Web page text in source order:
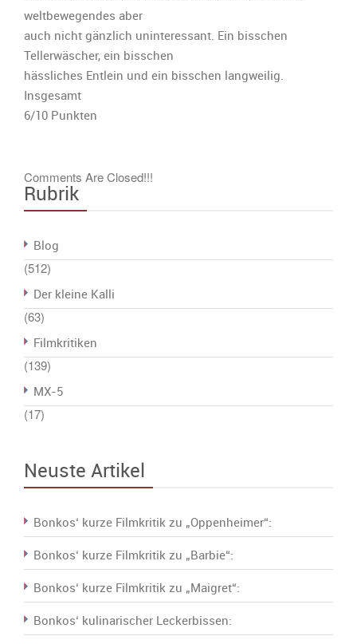
weltbewegendes aber
auch nicht gänzlich uninteressant. Ein bisschen
Tellerwäscher, ein bisschen
hässliches Entlein und ein bisschen langweilig.
Insgesamt
6/10 Punkten
Comments Are Closed!!!
Rubrik
Blog
(512)
Der kleine Kalli
(63)
Filmkritiken
(139)
MX-5
(17)
Neuste Artikel
Bonkos‘ kurze Filmkritik zu „Oppenheimer“:
Bonkos‘ kurze Filmkritik zu „Barbie“:
Bonkos‘ kurze Filmkritik zu „Maigret“:
Bonkos‘ kulinarischer Leckerbissen: